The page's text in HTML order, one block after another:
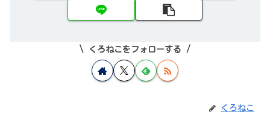
くろねこをフォローする
くろねこ